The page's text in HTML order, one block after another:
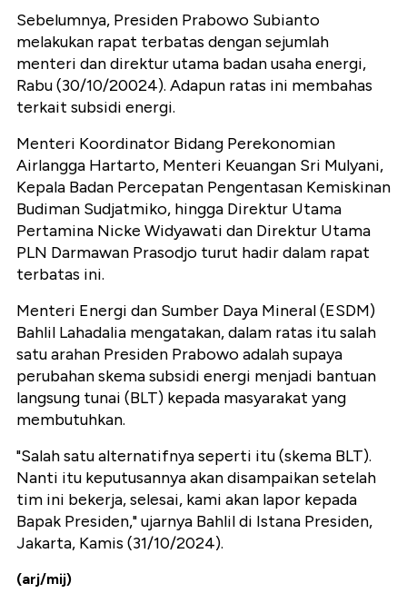
Sebelumnya, Presiden Prabowo Subianto
melakukan rapat terbatas dengan sejumlah
menteri dan direktur utama badan usaha energi,
Rabu (30/10/20024). Adapun ratas ini membahas
terkait subsidi energi.
Menteri Koordinator Bidang Perekonomian
Airlangga Hartarto, Menteri Keuangan Sri Mulyani,
Kepala Badan Percepatan Pengentasan Kemiskinan
Budiman Sudjatmiko, hingga Direktur Utama
Pertamina Nicke Widyawati dan Direktur Utama
PLN Darmawan Prasodjo turut hadir dalam rapat
terbatas ini.
Menteri Energi dan Sumber Daya Mineral (ESDM)
Bahlil Lahadalia mengatakan, dalam ratas itu salah
satu arahan Presiden Prabowo adalah supaya
perubahan skema subsidi energi menjadi bantuan
langsung tunai (BLT) kepada masyarakat yang
membutuhkan.
"Salah satu alternatifnya seperti itu (skema BLT).
Nanti itu keputusannya akan disampaikan setelah
tim ini bekerja, selesai, kami akan lapor kepada
Bapak Presiden," ujarnya Bahlil di Istana Presiden,
Jakarta, Kamis (31/10/2024).
(arj/mij)